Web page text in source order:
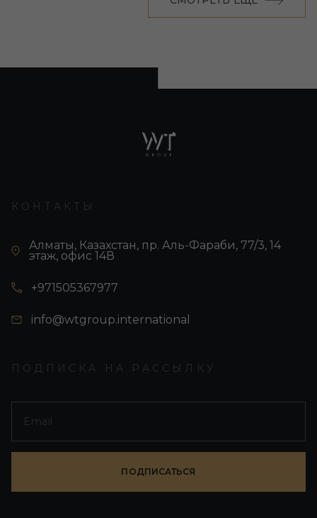
КОНТАКТЫ
Алматы, Казахстан, пр. Аль-Фараби, 77/3, 14
этаж, офис 14В
+971505367977
info@wtgroup.international
ПОДПИСКА НА РАССЫЛКУ
ПОДПИСАТЬСЯ